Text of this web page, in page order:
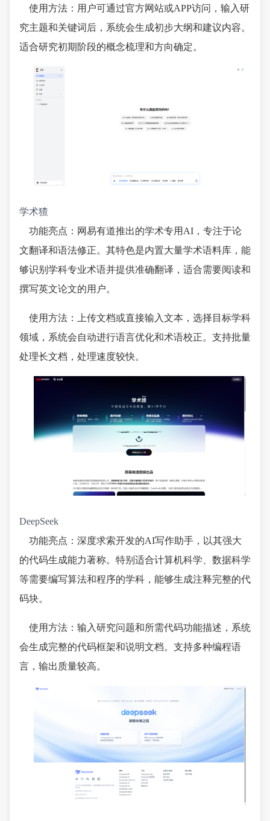
使用方法：用户可通过官方网站或APP访问，输入研
究主题和关键词后，系统会生成初步大纲和建议内容。
适合研究初期阶段的概念梳理和方向确定。
学术猹
功能亮点：网易有道推出的学术专用AI，专注于论
文翻译和语法修正。其特色是内置大量学术语料库，能
够识别学科专业术语并提供准确翻译，适合需要阅读和
撰写英文论文的用户。
使用方法：上传文档或直接输入文本，选择目标学科
领域，系统会自动进行语言优化和术语校正。支持批量
处理长文档，处理速度较快。
DeepSeek
功能亮点：深度求索开发的AI写作助手，以其强大
的代码生成能力著称。特别适合计算机科学、数据科学
等需要编写算法和程序的学科，能够生成注释完整的代
码块。
使用方法：输入研究问题和所需代码功能描述，系统
会生成完整的代码框架和说明文档。支持多种编程语
言，输出质量较高。